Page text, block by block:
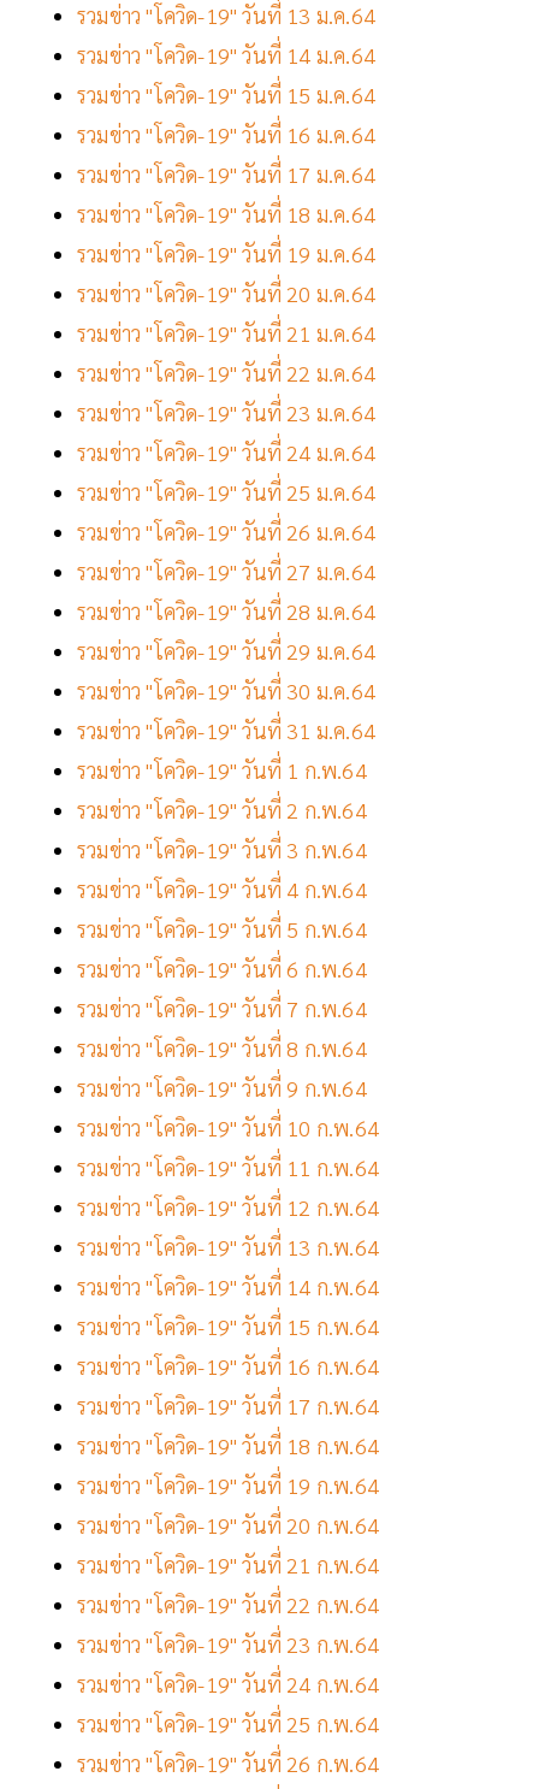
รวมข่าว "โควิด-19" วันที่ 13 ม.ค.64
รวมข่าว "โควิด-19" วันที่ 14 ม.ค.64
รวมข่าว "โควิด-19" วันที่ 15 ม.ค.64
รวมข่าว "โควิด-19" วันที่ 16 ม.ค.64
รวมข่าว "โควิด-19" วันที่ 17 ม.ค.64
รวมข่าว "โควิด-19" วันที่ 18 ม.ค.64
รวมข่าว "โควิด-19" วันที่ 19 ม.ค.64
รวมข่าว "โควิด-19" วันที่ 20 ม.ค.64
รวมข่าว "โควิด-19" วันที่ 21 ม.ค.64
รวมข่าว "โควิด-19" วันที่ 22 ม.ค.64
รวมข่าว "โควิด-19" วันที่ 23 ม.ค.64
รวมข่าว "โควิด-19" วันที่ 24 ม.ค.64
รวมข่าว "โควิด-19" วันที่ 25 ม.ค.64
รวมข่าว "โควิด-19" วันที่ 26 ม.ค.64
รวมข่าว "โควิด-19" วันที่ 27 ม.ค.64
รวมข่าว "โควิด-19" วันที่ 28 ม.ค.64
รวมข่าว "โควิด-19" วันที่ 29 ม.ค.64
รวมข่าว "โควิด-19" วันที่ 30 ม.ค.64
รวมข่าว "โควิด-19" วันที่ 31 ม.ค.64
รวมข่าว "โควิด-19" วันที่ 1 ก.พ.64
รวมข่าว "โควิด-19" วันที่ 2 ก.พ.64
รวมข่าว "โควิด-19" วันที่ 3 ก.พ.64
รวมข่าว "โควิด-19" วันที่ 4 ก.พ.64
รวมข่าว "โควิด-19" วันที่ 5 ก.พ.64
รวมข่าว "โควิด-19" วันที่ 6 ก.พ.64
รวมข่าว "โควิด-19" วันที่ 7 ก.พ.64
รวมข่าว "โควิด-19" วันที่ 8 ก.พ.64
รวมข่าว "โควิด-19" วันที่ 9 ก.พ.64
รวมข่าว "โควิด-19" วันที่ 10 ก.พ.64
รวมข่าว "โควิด-19" วันที่ 11 ก.พ.64
รวมข่าว "โควิด-19" วันที่ 12 ก.พ.64
รวมข่าว "โควิด-19" วันที่ 13 ก.พ.64
รวมข่าว "โควิด-19" วันที่ 14 ก.พ.64
รวมข่าว "โควิด-19" วันที่ 15 ก.พ.64
รวมข่าว "โควิด-19" วันที่ 16 ก.พ.64
รวมข่าว "โควิด-19" วันที่ 17 ก.พ.64
รวมข่าว "โควิด-19" วันที่ 18 ก.พ.64
รวมข่าว "โควิด-19" วันที่ 19 ก.พ.64
รวมข่าว "โควิด-19" วันที่ 20 ก.พ.64
รวมข่าว "โควิด-19" วันที่ 21 ก.พ.64
รวมข่าว "โควิด-19" วันที่ 22 ก.พ.64
รวมข่าว "โควิด-19" วันที่ 23 ก.พ.64
รวมข่าว "โควิด-19" วันที่ 24 ก.พ.64
รวมข่าว "โควิด-19" วันที่ 25 ก.พ.64
รวมข่าว "โควิด-19" วันที่ 26 ก.พ.64